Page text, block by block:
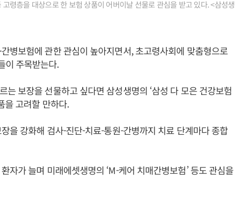
령층을 대상으로 한 보험 상품이 어버이날 선물로 관심을 받고 있다. <삼성생
병보험에 관한 관심이 높아지면서, 초고령사회에 맞춤형으로
이 주목받는다.
는 보장을 선물하고 싶다면 삼성생명의 ‘삼성 다 모은 건강보험
을 고려할 만하다.
을 강화해 검사-진단-치료-통원-간병까지 치료 단계마다 종합
자가 늘며 미래에셋생명의 ‘M-케어 치매간병보험’ 등도 관심을